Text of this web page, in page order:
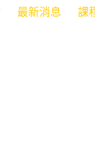
最新消息 課